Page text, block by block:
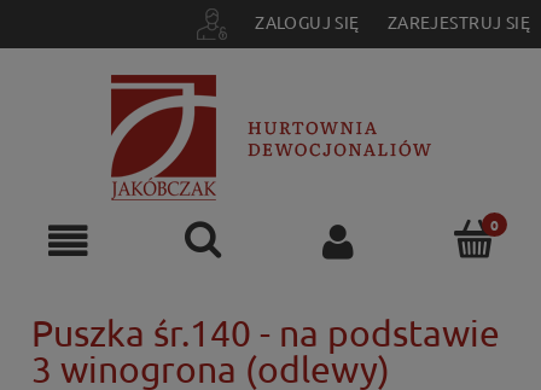
ZALOGUJ SIĘ ZAREJESTRUJ SIĘ
Puszka śr.140 - na podstawie
3 winogrona (odlewy)